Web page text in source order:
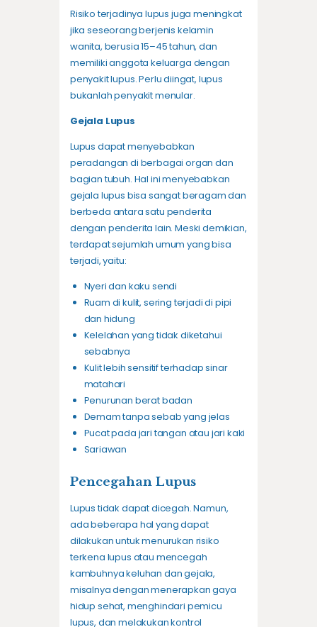
Risiko terjadinya lupus juga meningkat
jika seseorang berjenis kelamin
wanita, berusia 15–45 tahun, dan
memiliki anggota keluarga dengan
penyakit lupus. Perlu diingat, lupus
bukanlah penyakit menular.
Gejala Lupus
Lupus dapat menyebabkan
peradangan di berbagai organ dan
bagian tubuh. Hal ini menyebabkan
gejala lupus bisa sangat beragam dan
berbeda antara satu penderita
dengan penderita lain. Meski demikian,
terdapat sejumlah umum yang bisa
terjadi, yaitu:
Nyeri dan kaku sendi
Ruam di kulit, sering terjadi di pipi
dan hidung
Kelelahan yang tidak diketahui
sebabnya
Kulit lebih sensitif terhadap sinar
matahari
Penurunan berat badan
Demam tanpa sebab yang jelas
Pucat pada jari tangan atau jari kaki
Sariawan
Pencegahan Lupus
Lupus tidak dapat dicegah. Namun,
ada beberapa hal yang dapat
dilakukan untuk menurukan risiko
terkena lupus atau mencegah
kambuhnya keluhan dan gejala,
misalnya dengan menerapkan gaya
hidup sehat, menghindari pemicu
lupus, dan melakukan kontrol